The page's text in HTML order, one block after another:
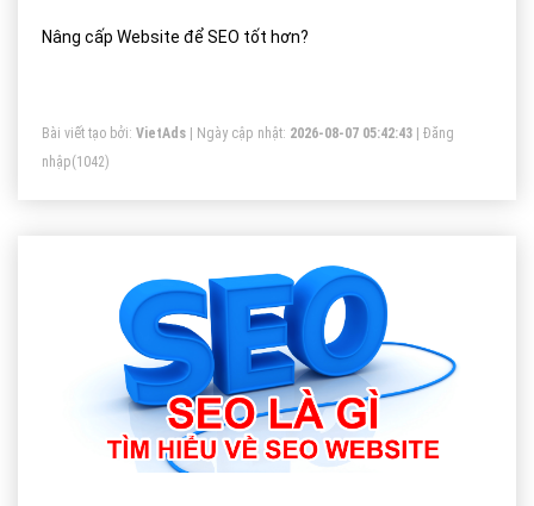
Nâng cấp Website để SEO tốt hơn?
Bài viết tạo bởi: VietAds | Ngày cập nhật: 2026-08-07 05:42:43
Đăng
nhập(1042)